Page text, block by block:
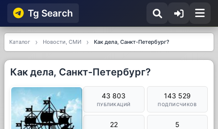
Tg Searсh
Каталог Новости, СМИ Как дела, Санкт-Петербург?
Как дела, Санкт-Петербург?
43 803
ПУБЛИКАЦИЙ
143 529
ПОДПИСЧИКОВ
22 5